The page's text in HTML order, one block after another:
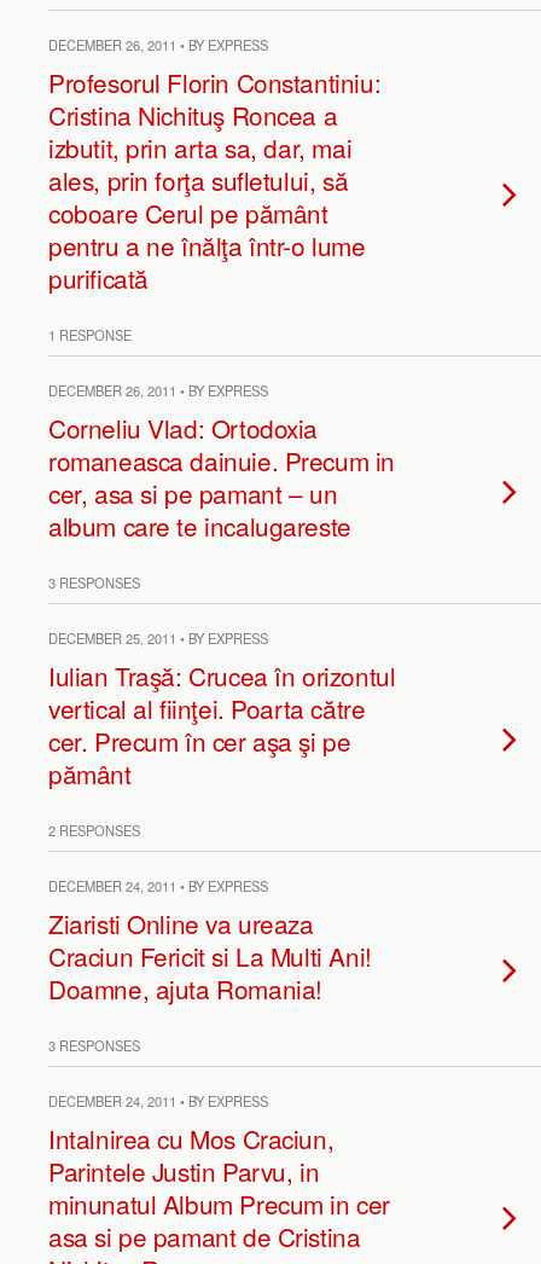
DECEMBER 26, 2011 • BY EXPRESS
Profesorul Florin Constantiniu:
Cristina Nichituş Roncea a
izbutit, prin arta sa, dar, mai
ales, prin forţa sufletului, să
coboare Cerul pe pământ
pentru a ne înălţa într-o lume
purificată
1 RESPONSE
DECEMBER 26, 2011 • BY EXPRESS
Corneliu Vlad: Ortodoxia
romaneasca dainuie. Precum in
cer, asa si pe pamant – un
album care te incalugareste
3 RESPONSES
DECEMBER 25, 2011 • BY EXPRESS
Iulian Traşă: Crucea în orizontul
vertical al fiinţei. Poarta către
cer. Precum în cer aşa şi pe
pământ
2 RESPONSES
DECEMBER 24, 2011 • BY EXPRESS
Ziaristi Online va ureaza
Craciun Fericit si La Multi Ani!
Doamne, ajuta Romania!
3 RESPONSES
DECEMBER 24, 2011 • BY EXPRESS
Intalnirea cu Mos Craciun,
Parintele Justin Parvu, in
minunatul Album Precum in cer
asa si pe pamant de Cristina